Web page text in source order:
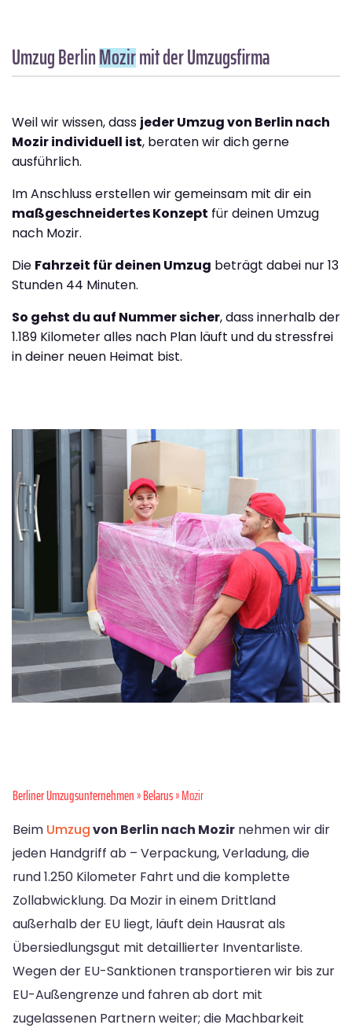
Umzug BerlinMozirmit der Umzugsfirma
Weil wir wissen, dass jeder Umzug von Berlin nach
Mozir individuell ist, beraten wir dich gerne
ausführlich.
Im Anschluss erstellen wir gemeinsam mit dir ein
maßgeschneidertes Konzept für deinen Umzug
nach Mozir.
Die Fahrzeit für deinen Umzug beträgt dabei nur 13
Stunden 44 Minuten.
So gehst du auf Nummer sicher, dass innerhalb der
1.189 Kilometer alles nach Plan läuft und du stressfrei
in deiner neuen Heimat bist.
Berliner Umzugsunternehmen»Belarus» Mozir
Beim Umzugvon Berlin nach Mozir nehmen wir dir
jeden Handgriff ab – Verpackung, Verladung, die
rund 1.250 Kilometer Fahrt und die komplette
Zollabwicklung. Da Mozir in einem Drittland
außerhalb der EU liegt, läuft dein Hausrat als
Übersiedlungsgut mit detaillierter Inventarliste.
Wegen der EU-Sanktionen transportieren wir bis zur
EU-Außengrenze und fahren ab dort mit
zugelassenen Partnern weiter; die Machbarkeit